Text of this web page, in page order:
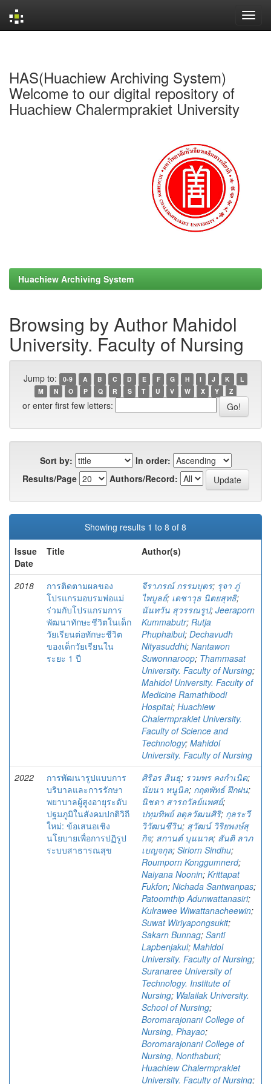
HAS(Huachiew Archiving System)
Welcome to our digital repository of
Huachiew Chalermprakiet University
Huachiew Archiving System
Browsing by Author Mahidol
University. Faculty of Nursing
Jump to: 0-9 A B C D E F G H I J K
L
M
N O P Q R S T U V W X Y Z
or enter first few letters:
Sort by:
In order:
Results/Page
Authors/Record:
Showing results 1 to 8 of 8
Issue
Date
Title Author(s)
2018
การติดตามผลของ
โปรแกรมอบรมพ่อแม่
ร่วมกับโปรแกรมการ
พัฒนาทักษะชีวิตในเด็ก
วัยเรียนต่อทักษะชีวิต
ของเด็กวัยเรียนใน
ระยะ 1 ปี
จีราภรณ์ กรรมบุตร; รุจา ภู่
ไพบูลย์; เดชาวุธ นิตยสุทธิ;
นันทวัน สุวรรณรูป; Jeeraporn
Kummabutr; Rutja
Phuphaibul; Dechavudh
Nityasuddhi; Nantawon
Suwonnaroop; Thammasat
University. Faculty of Nursing;
Mahidol University. Faculty of
Medicine Ramathibodi
Hospital; Huachiew
Chalermprakiet University.
Faculty of Science and
Technology; Mahidol
University. Faculty of Nursing
2022
การพัฒนารูปแบบการ
บริบาลและการรักษา
พยาบาลผู้สูงอายุระดับ
ปฐมภูมิในสังคมปกติวิถี
ใหม่: ข้อเสนอเชิง
นโยบายเพื่อการปฏิรูป
ระบบสาธารณสุข
ศิริอร สินธุ; รวมพร คงกำเนิด;
นัยนา หนูนิล; กฤตพัทธ์ ฝึกฝน;
นิชดา สารถวัลย์แพศย์;
ปทุมทิพย์ อดุลวัฒนศิริ; กุลระวี
วิวัฒนชีวิน; สุวัฒน์ วิริยพงษ์สุ
กิจ; สกานต์ บุนนาค; สันติ ลาภ
เบญจกุล; Siriorn Sindhu;
Roumporn Konggumnerd;
Naiyana Noonin; Krittapat
Fukfon; Nichada Santwanpas;
Patoomthip Adunwattanasiri;
Kulrawee Wiwattanacheewin;
Suwat Wiriyapongsukit;
Sakarn Bunnag; Santi
Lapbenjakul; Mahidol
University. Faculty of Nursing;
Suranaree University of
Technology. Institute of
Nursing; Walailak University.
School of Nursing;
Boromarajonani College of
Nursing, Phayao;
Boromarajonani College of
Nursing, Nonthaburi;
Huachiew Chalermprakiet
University. Faculty of Nursing;